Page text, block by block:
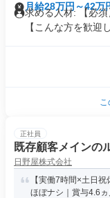
月給28万円～42万
求める人材: 【必
【こんな方を歓迎
こ
正社員
既存顧客メインの
日野屋株式会社
【実働7時間×土日
ほぼナシ｜賞与4.6ヵ